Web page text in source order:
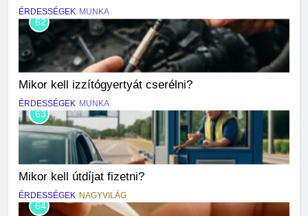
ÉRDESSÉGEK MUNKA
62
Mikor kell izzítógyertyát cserélni?
ÉRDESSÉGEK MUNKA
63
Mikor kell útdíjat fizetni?
ÉRDESSÉGEK NAGYVILÁG
64